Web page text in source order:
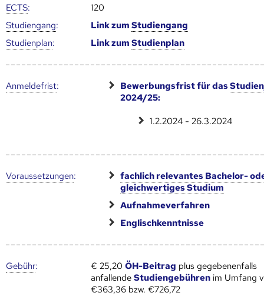
ECTS:
120
Studien­gang: Link zumStudien­gang
Studien­plan: Link zumStudien­plan
Anmelde­frist: Bewerbungsfrist für das
2024/25:
1.2.2024 - 26.3.2024
Voraus­setzungen:
fachlich relevantes Bachelor-
gleichwertiges Studium
Aufnahmeverfahren
Englischkenntnisse
Gebühr: € 25,20ÖH-Beitrag plus gegebenenfalls
anfallendeStudiengebühren im Umfang
€363,36 bzw. €726,72